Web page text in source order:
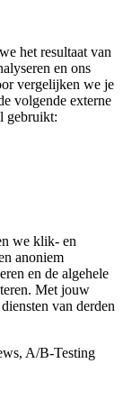
het resultaat van
en ons
vergelijken we je
volgende externe
gebruikt:
we klik- en
anoniem
en de algehele
Met jouw
van derden
A/B-Testing